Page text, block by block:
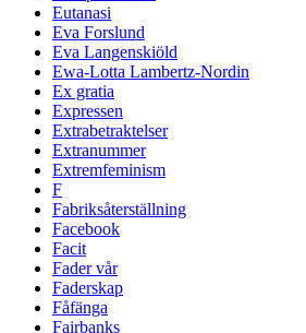
Eutanasi
Eva Forslund
Eva Langenskiöld
Ewa-Lotta Lambertz-Nordin
Ex gratia
Expressen
Extrabetraktelser
Extranummer
Extremfeminism
F
Fabriksåterställning
Facebook
Facit
Fader vår
Faderskap
Fåfänga
Fairbanks